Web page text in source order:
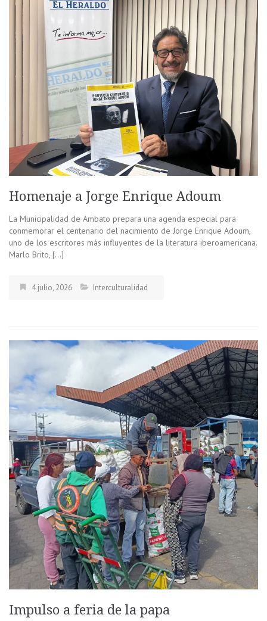
Homenaje a Jorge Enrique Adoum
La Municipalidad de Ambato prepara una agenda especial para
conmemorar el centenario del nacimiento de Jorge Enrique Adoum,
uno de los escritores más influyentes de la literatura iberoamericana.
Marlo Brito, […]
4 julio, 2026 Interculturalidad
Impulso a feria de la papa